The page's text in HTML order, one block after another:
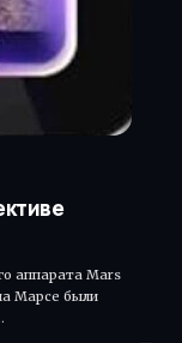
аппарата Mars
Марсе были